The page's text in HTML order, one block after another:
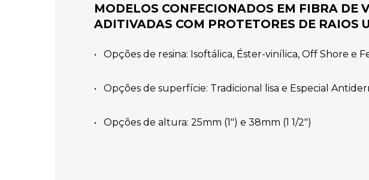
MODELOS CONFECIONADOS EM FIBRA DE
ADITIVADAS COM PROTETORES DE RAIOS
Opções de resina: Isoftálica, Éster-vinílica, Off Shore e
Opções de superfície: Tradicional lisa e Especial
Opções de altura: 25mm (1") e 38mm (1 1/2")